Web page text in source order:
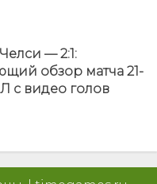
— 2:1:
обзор матча 21-
с видео голов